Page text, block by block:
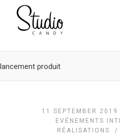
lancement produit
11 SEPTEMBER
EVÉNEMENTS
RÉALISATIONS